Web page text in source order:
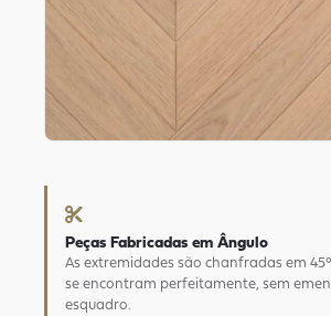
Peças Fabricadas em Ângulo
As extremidades são chanfradas em
se encontram perfeitamente, sem
esquadro.